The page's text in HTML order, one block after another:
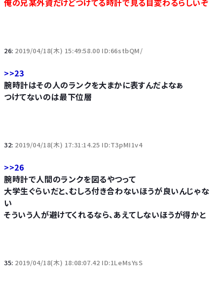
俺の兄某外資だけどつけてる時計で見る目変わるらしいぞ
26: 2019/04/18(木) 15:49:58.00 ID:66stbQM/
>>23
腕時計はその人のランクを大まかに表すんだよなぁ
つけてないのは最下位層
32: 2019/04/18(木) 17:31:14.25 ID:T3pMI1v4
>>26
腕時計で人間のランクを図るやつって
大学生ぐらいだと、むしろ付き合わないほうが良いんじゃな
い
そういう人が避けてくれるなら、あえてしないほうが得かと
35: 2019/04/18(木) 18:08:07.42 ID:1LeMsYsS